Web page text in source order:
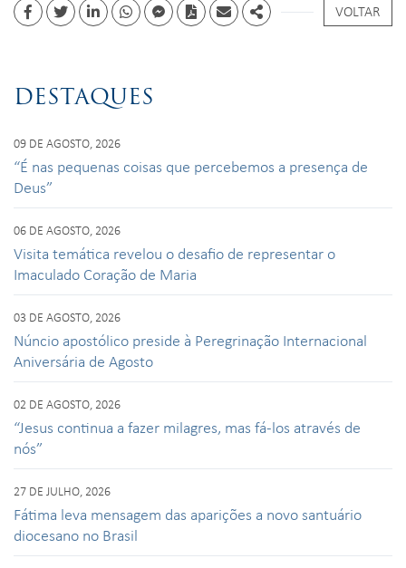
FacebookTwitterLinkedinwhatsappfacebook messenger
PDF EmailShare
VOLTAR
DESTAQUES
09 DE AGOSTO, 2026
“É nas pequenas coisas que percebemos a presença de
Deus”
06 DE AGOSTO, 2026
Visita temática revelou o desafio de representar o
Imaculado Coração de Maria
03 DE AGOSTO, 2026
Núncio apostólico preside à Peregrinação Internacional
Aniversária de Agosto
02 DE AGOSTO, 2026
“Jesus continua a fazer milagres, mas fá-los através de
nós”
27 DE JULHO, 2026
Fátima leva mensagem das aparições a novo santuário
diocesano no Brasil